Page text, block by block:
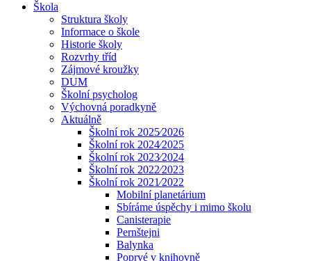
Škola
Struktura školy
Informace o škole
Historie školy
Rozvrhy tříd
Zájmové kroužky
DUM
Školní psycholog
Výchovná poradkyně
Aktuálně
Školní rok 2025⁄2026
Školní rok 2024⁄2025
Školní rok 2023⁄2024
Školní rok 2022⁄2023
Školní rok 2021⁄2022
Mobilní planetárium
Sbíráme úspěchy i mimo školu
Canisterapie
Pernštejni
Balynka
Poprvé v knihovně